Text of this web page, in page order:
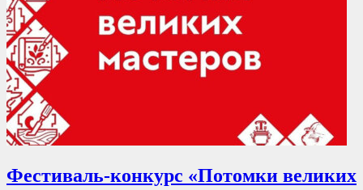
Фестиваль-конкурс «Потомки великих